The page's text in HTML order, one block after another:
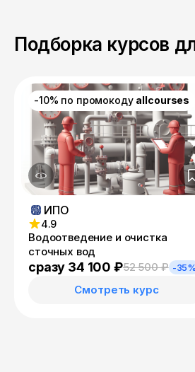
Подборка курсов
-10% по промокоду allcourses
ИПО
4.9
Водоотведение и очистка
сточных вод
сразу 34 100 ₽52 500 ₽ -35%
Смотреть курс